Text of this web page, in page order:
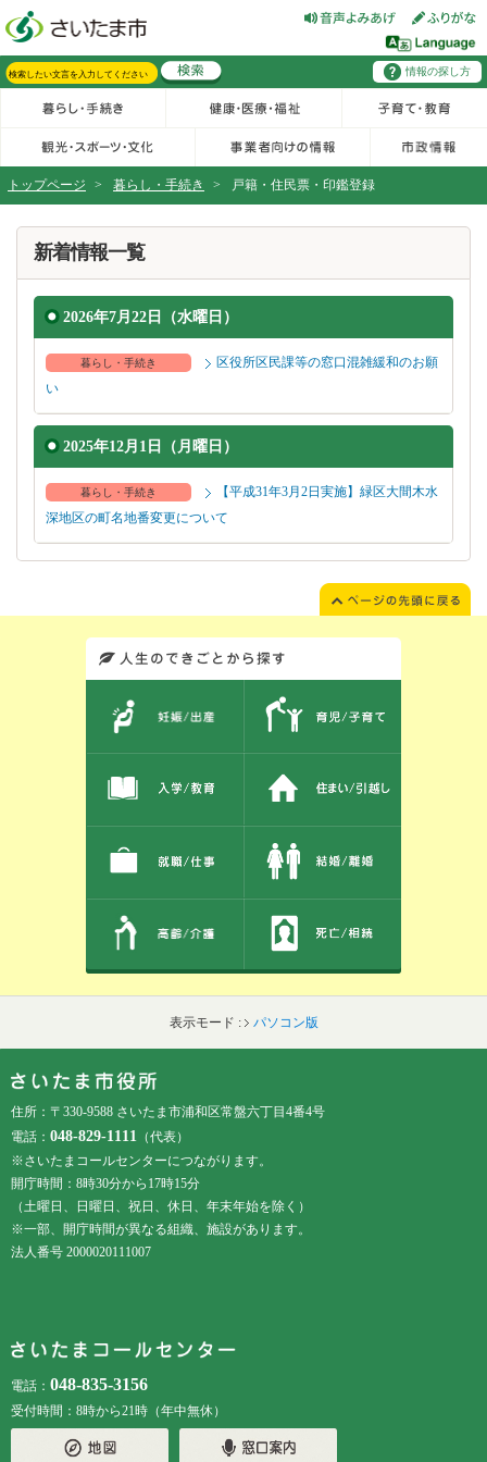
情報の探し方
トップページ > 暮らし・手続き > 戸籍・住民票・印鑑登録
新着情報一覧
2026年7月22日（水曜日）
暮らし・手続き
区役所区民課等の窓口混雑緩和のお願
い
2025年12月1日（月曜日）
暮らし・手続き
【平成31年3月2日実施】緑区大間木水
深地区の町名地番変更について
表示モード : パソコン版
住所：〒330-9588 さいたま市浦和区常盤六丁目4番4号
電話： 048-829-1111 （代表）
※さいたまコールセンターにつながります。
開庁時間：8時30分から17時15分
（土曜日、日曜日、祝日、休日、年末年始を除く）
※一部、開庁時間が異なる組織、施設があります。
法人番号 2000020111007
電話： 048-835-3156
受付時間：8時から21時（年中無休）